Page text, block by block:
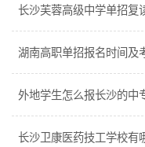
长沙芙蓉高级中学单招复
湖南高职单招报名时间及
外地学生怎么报长沙的中
长沙卫康医药技工学校有